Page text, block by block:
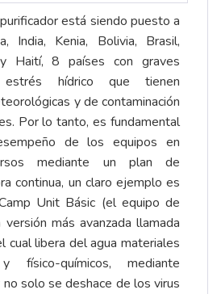
está siendo puesto a
India, Kenia, Bolivia, Brasil,
y Haití, 8 países con graves
hídrico que tienen
y de contaminación
Por lo tanto, es fundamental
de los equipos en
mediante un plan de
continua, un claro ejemplo es
Unit Básic (el equipo de
más avanzada llamada
cual libera del agua materiales
físico-químicos, mediante
solo se deshace de los virus